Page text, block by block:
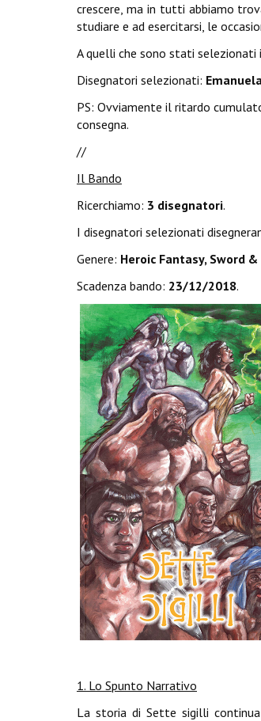
crescere, ma in tutti abbiamo
studiare e ad esercitarsi, le
A quelli che sono stati selezionati
Disegnatori selezionati:
PS: Ovviamente il ritardo
consegna.
//
Il Bando
Ricerchiamo: 3 disegnatori.
I disegnatori selezionati
Genere: Heroic Fantasy, Sword
Scadenza bando: 23/12/2018.
1. Lo Spunto Narrativo
La storia di Sette sigilli